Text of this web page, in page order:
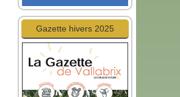
Gazette hivers 2025